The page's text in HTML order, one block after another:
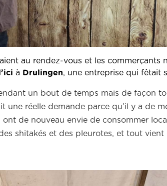
au rendez-vous et les commerçants
à Drulingen, une entreprise qui fêtait
un bout de temps mais de façon
une réelle demande parce qu’il y a de
de nouveau envie de consommer
shitakés et des pleurotes, et tout